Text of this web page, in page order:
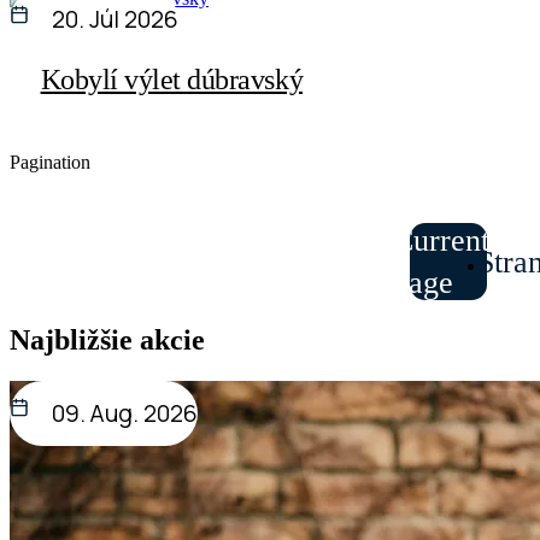
20. Júl 2026
Kobylí výlet dúbravský
Pagination
Current
page
1
Najbližšie akcie
09. Aug. 2026